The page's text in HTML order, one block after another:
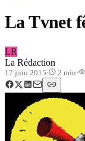
La Tvnet
LR
La Rédaction
17 juin 2015· 2 min·